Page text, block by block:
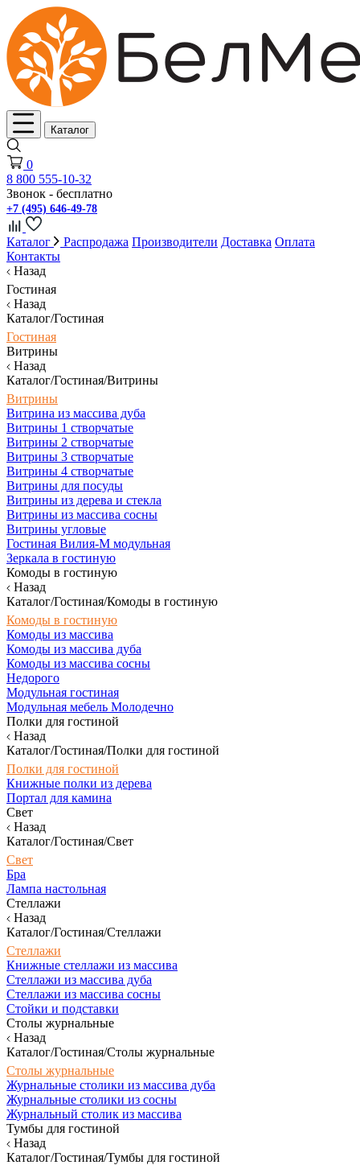
Каталог
0
8 800 555-10-32
Звонок - бесплатно
+7 (495) 646-49-78
Каталог Распродажа Производители Доставка Оплата
Контакты
Назад
Гостиная
Назад
Каталог/Гостиная
Гостиная
Витрины
Назад
Каталог/Гостиная/Витрины
Витрины
Витрина из массива дуба
Витрины 1 створчатые
Витрины 2 створчатые
Витрины 3 створчатые
Витрины 4 створчатые
Витрины для посуды
Витрины из дерева и стекла
Витрины из массива сосны
Витрины угловые
Гостиная Вилия-М модульная
Зеркала в гостиную
Комоды в гостиную
Назад
Каталог/Гостиная/Комоды в гостиную
Комоды в гостиную
Комоды из массива
Комоды из массива дуба
Комоды из массива сосны
Недорого
Модульная гостиная
Модульная мебель Молодечно
Полки для гостиной
Назад
Каталог/Гостиная/Полки для гостиной
Полки для гостиной
Книжные полки из дерева
Портал для камина
Свет
Назад
Каталог/Гостиная/Свет
Свет
Бра
Лампа настольная
Стеллажи
Назад
Каталог/Гостиная/Стеллажи
Стеллажи
Книжные стеллажи из массива
Стеллажи из массива дуба
Стеллажи из массива сосны
Стойки и подставки
Столы журнальные
Назад
Каталог/Гостиная/Столы журнальные
Столы журнальные
Журнальные столики из массива дуба
Журнальные столики из сосны
Журнальный столик из массива
Тумбы для гостиной
Назад
Каталог/Гостиная/Тумбы для гостиной